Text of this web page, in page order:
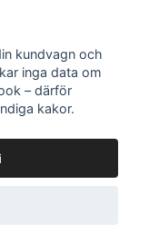
kundvagn och
inga data om
– därför
kakor.